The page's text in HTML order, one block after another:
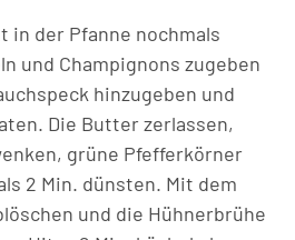
in der Pfanne nochmals
und Champignons zugeben
hinzugeben und
Die Butter zerlassen,
grüne Pfefferkörner
2 Min. dünsten. Mit dem
und die Hühnerbrühe